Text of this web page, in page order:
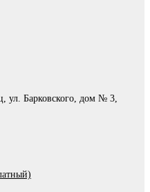
ул. Барковского, дом № 3,